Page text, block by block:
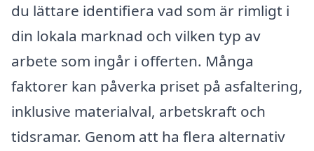
du lättare identifiera vad som är rimligt i
din lokala marknad och vilken typ av
arbete som ingår i offerten. Många
faktorer kan påverka priset på asfaltering,
inklusive materialval, arbetskraft och
tidsramar. Genom att ha flera alternativ